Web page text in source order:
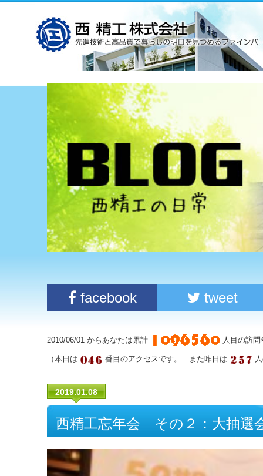
facebook tweet
2010/06/01 からあなたは累計 人目の訪
（本日は 番目のアクセスです。 また昨日は
2019.01.08
西精工忘年会 その２：大抽選